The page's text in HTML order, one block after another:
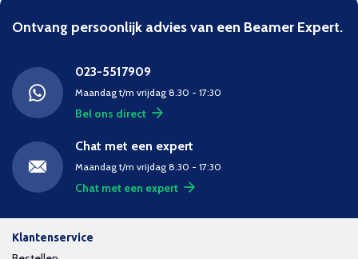
Ontvang persoonlijk advies van een Beamer Expert.
023-5517909
Maandag t/m vrijdag 8.30 - 17:30
Bel ons direct
Chat met een expert
Maandag t/m vrijdag 8.30 - 17:30
Chat met een expert
Klantenservice